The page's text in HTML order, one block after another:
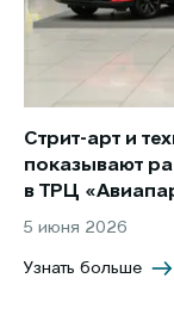
Стрит-арт и
показывают
в ТРЦ
5 июня 2026
Узнать больше